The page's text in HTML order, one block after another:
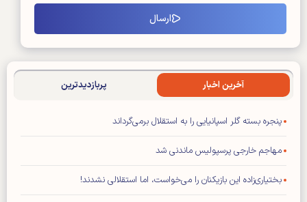
آخرین اخبار پربازدیدترین
پنجره بسته گلر اسپانیایی را به استقلال برمی‌گرداند
مهاجم خارجی پرسپولیس ماندنی شد
بختیاری‌زاده این بازیکنان را می‌خواست، اما استقلالی نشدند!